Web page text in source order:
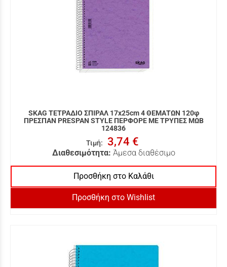
SKAG ΤΕΤΡΑΔΙΟ ΣΠΙΡΑΛ 17x25cm 4 ΘΕΜΑΤΩΝ 120φ
ΠΡΕΣΠΑΝ PRESPAN STYLE ΠΕΡΦΟΡΕ ΜΕ ΤΡΥΠΕΣ ΜΩΒ
124836
Τιμή: 3,74 €
Διαθεσιμότητα: Άμεσα διαθέσιμο
Προσθήκη στο Καλάθι
Προσθήκη στο Wishlist